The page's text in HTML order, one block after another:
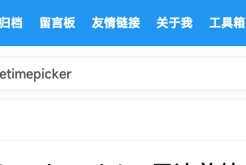
档 留言板 友情链接 关于我 工具箱